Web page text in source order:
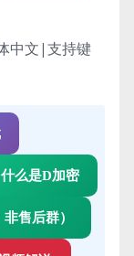
中文|支持键
什么是D加密
售后群）